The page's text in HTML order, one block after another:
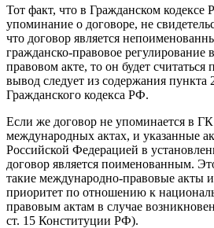
Тот факт, что в Гражданском кодексе
упоминание о договоре, не
что договор является
гражданско-правовое
правовом акте, то он будет
вывод следует из содержания пункта
Гражданского кодекса РФ.
Если же договор не упоминается в
международных актах, и указанные
Российской Федерацией в
договор является поименованным.
такие международно-правовые акты
приоритет по отношению к
правовым актам в случае
ст. 15 Конституции РФ).